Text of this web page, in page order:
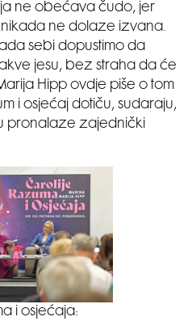
ne obećava čudo, jer
ne dolaze izvana.
sebi dopustimo da
jesu, bez straha da će
Hipp ovdje piše o tom
i osjećaj dotiču, sudaraju,
pronalaze zajednički
i osjećaja: